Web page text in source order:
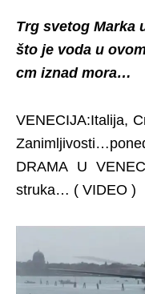
Trg svetog Marka
što je voda u
cm iznad mora…
VENECIJA:Italija,
DRAMA U
struka… ( VIDEO )